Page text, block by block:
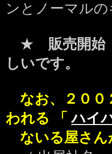
ンとノーマル
★ 販売開始
しいです。
なお、２００
われる 「ハイ
ないる屋さ